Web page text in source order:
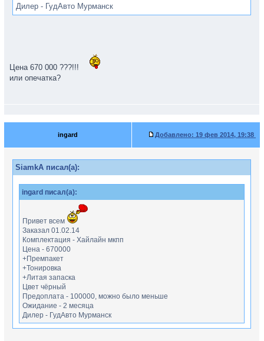
Дилер - ГудАвто Мурманск
Цена 670 000 ???!!!
или опечатка?
ingard Добавлено: 19 фев 2014, 19:38
SiamkA писал(а):
ingard писал(а):
Привет всем
Заказал 01.02.14
Комплектация - Хайлайн мкпп
Цена - 670000
+Премпакет
+Тонировка
+Литая запаска
Цвет чёрный
Предоплата - 100000, можно было меньше
Ожидание - 2 месяца
Дилер - ГудАвто Мурманск